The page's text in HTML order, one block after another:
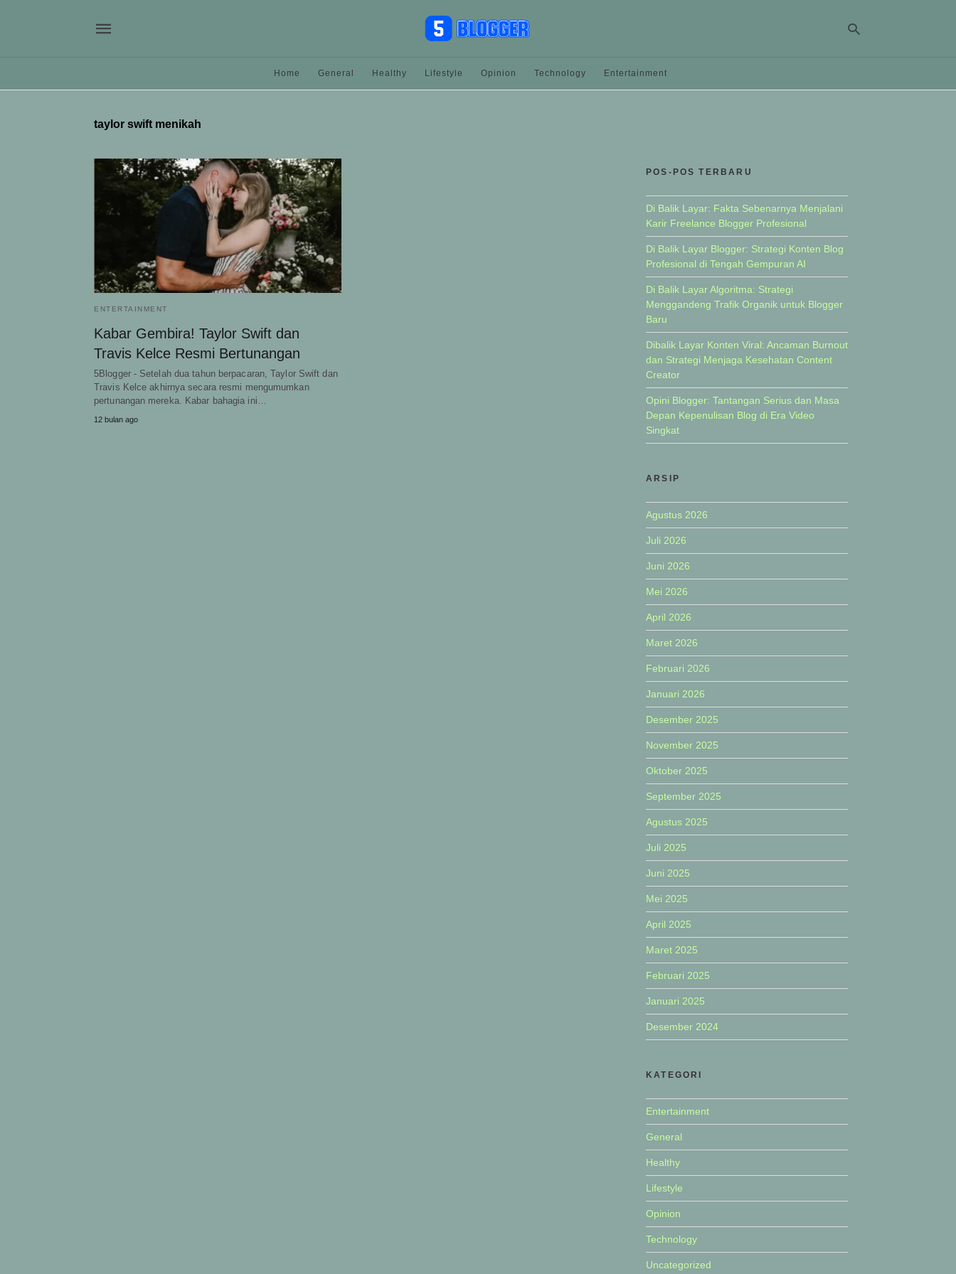
Home General Healthy Lifestyle Opinion Technology Entertainment
taylor swift menikah
ENTERTAINMENT
Kabar Gembira! Taylor Swift dan
Travis Kelce Resmi Bertunangan
5Blogger - Setelah dua tahun berpacaran, Taylor Swift dan
Travis Kelce akhirnya secara resmi mengumumkan
pertunangan mereka. Kabar bahagia ini…
12 bulan ago
POS-POS TERBARU
Di Balik Layar: Fakta Sebenarnya Menjalani
Karir Freelance Blogger Profesional
Di Balik Layar Blogger: Strategi Konten Blog
Profesional di Tengah Gempuran AI
Di Balik Layar Algoritma: Strategi
Menggandeng Trafik Organik untuk Blogger
Baru
Dibalik Layar Konten Viral: Ancaman Burnout
dan Strategi Menjaga Kesehatan Content
Creator
Opini Blogger: Tantangan Serius dan Masa
Depan Kepenulisan Blog di Era Video
Singkat
ARSIP
Agustus 2026
Juli 2026
Juni 2026
Mei 2026
April 2026
Maret 2026
Februari 2026
Januari 2026
Desember 2025
November 2025
Oktober 2025
September 2025
Agustus 2025
Juli 2025
Juni 2025
Mei 2025
April 2025
Maret 2025
Februari 2025
Januari 2025
Desember 2024
KATEGORI
Entertainment
General
Healthy
Lifestyle
Opinion
Technology
Uncategorized